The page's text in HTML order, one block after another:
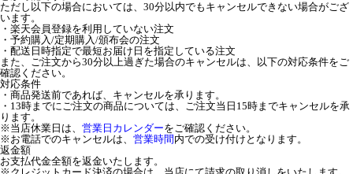
ただし以下の場合においては、30分以内でもキャンセルできない場合がござ
います。
・楽天会員登録を利用していない注文
・予約購入/定期購入/頒布会の注文
・配送日時指定で最短お届け日を指定している注文
また、ご注文から30分以上過ぎた場合のキャンセルは、以下の対応条件をご
確認ください。
対応条件
・商品発送前であれば、キャンセルを承ります。
・13時までにご注文の商品については、ご注文当日15時までキャンセルを承
ります。
※当店休業日は、 営業日カレンダーをご確認ください。
※お電話でのキャンセルは、 営業時間 内での受け付けとなります。
返金額
お支払代金全額を返金いたします。